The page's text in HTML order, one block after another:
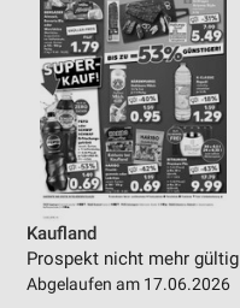
Kaufland
Prospekt nicht mehr gültig
Abgelaufen am 17.06.2026